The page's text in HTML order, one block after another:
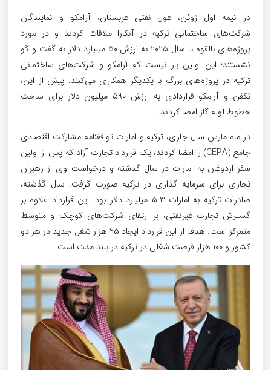
در نیمه اول ژوئن، غول نفتی عربستان، آرامکو و نمایندگان
شرکت‌های ساختمانی ترکیه در آنکارا ملاقات کردند و در مورد
پروژه‌های بالقوه تا سال ۲۰۲۵ به ارزش ۵۰ میلیارد دلار به گفت و گو
نشستند؛ این اولین بار نیست که آرامکو و شرکت‌های ساختمانی
ترکیه در پروژه‌های بزرگ با یکدیگر همکاری می‌کنند. پیش از این،
تکفن و آرامکو قراردادی به ارزش ۵۹۰ میلیون دلار برای ساخت
خطوط لوله گاز امضا کردند.
در ماه مارس سال جاری، ترکیه و امارات توافقنامه مشارکت اقتصادی
جامع (CEPA) را امضا کردند، یک قرارداد تجارت آزاد که پس از اولین
سفر اردوغان به امارات در سال گذشته و درخواست وی از رهبران
تجاری برای سرمایه گذاری در ترکیه صورت گرفت. سال گذشته،
صادرات ترکیه به امارات ۵.۳ میلیارد دلار بود. این قرارداد علاوه بر
گسترش تجارت غیرنفتی، بر ارتقای شرکت‌های کوچک و متوسط
متمرکز است. هدف از این قرارداد ایجاد ۲۵ هزار شغل جدید در هر دو
کشور و ۱۰۰ هزار فرصت شغلی در ترکیه در بلند مدت است.